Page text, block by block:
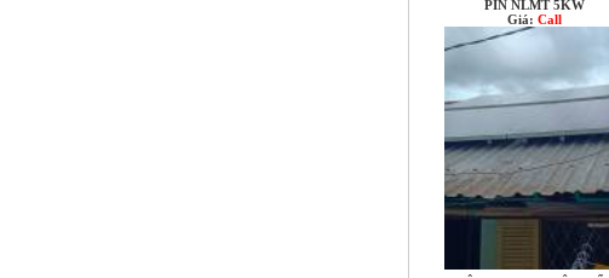
CÔNG TRINH TIÊU BIỂU
Giá:Call